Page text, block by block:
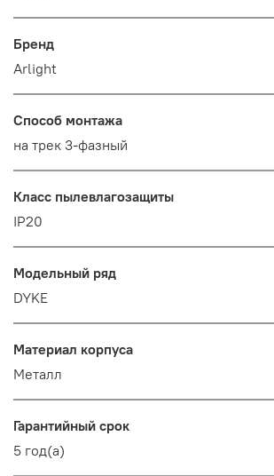
Бренд
Arlight
Способ монтажа
на трек 3-фазный
Класс пылевлагозащиты
IP20
Модельный ряд
DYKE
Материал корпуса
Металл
Гарантийный срок
5 год(а)